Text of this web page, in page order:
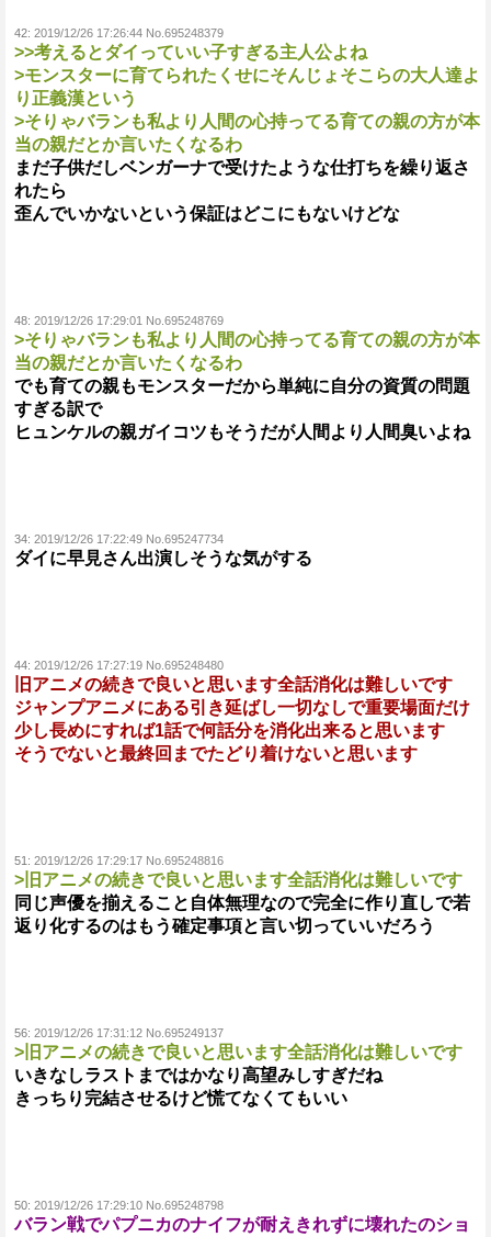
42: 2019/12/26 17:26:44 No.695248379
>>考えるとダイっていい子すぎる主人公よね
>モンスターに育てられたくせにそんじょそこらの大人達よ
り正義漢という
>そりゃバランも私より人間の心持ってる育ての親の方が本
当の親だとか言いたくなるわ
まだ子供だしベンガーナで受けたような仕打ちを繰り返さ
れたら
歪んでいかないという保証はどこにもないけどな
48: 2019/12/26 17:29:01 No.695248769
>そりゃバランも私より人間の心持ってる育ての親の方が本
当の親だとか言いたくなるわ
でも育ての親もモンスターだから単純に自分の資質の問題
すぎる訳で
ヒュンケルの親ガイコツもそうだが人間より人間臭いよね
34: 2019/12/26 17:22:49 No.695247734
ダイに早見さん出演しそうな気がする
44: 2019/12/26 17:27:19 No.695248480
旧アニメの続きで良いと思います全話消化は難しいです
ジャンプアニメにある引き延ばし一切なしで重要場面だけ
少し長めにすれば1話で何話分を消化出来ると思います
そうでないと最終回までたどり着けないと思います
51: 2019/12/26 17:29:17 No.695248816
>旧アニメの続きで良いと思います全話消化は難しいです
同じ声優を揃えること自体無理なので完全に作り直しで若
返り化するのはもう確定事項と言い切っていいだろう
56: 2019/12/26 17:31:12 No.695249137
>旧アニメの続きで良いと思います全話消化は難しいです
いきなしラストまではかなり高望みしすぎだね
きっちり完結させるけど慌てなくてもいい
50: 2019/12/26 17:29:10 No.695248798
バラン戦でパプニカのナイフが耐えきれずに壊れたのショ